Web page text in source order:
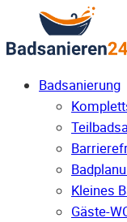
Badsanierung
Kleines
Gäste-